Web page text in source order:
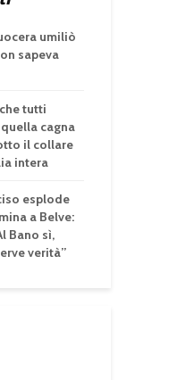
umiliò
sapeva
tutti
cagna
il collare
intera
esplode
a Belve:
Bano sì,
verità”